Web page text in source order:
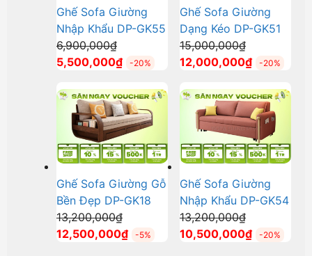
Ghế Sofa Giường
Nhập Khẩu DP-GK55
6,900,000₫Giá
gốc
6,900,000₫.
5,500,000₫Giá
tại
là:
5,500,000₫.
-20%
Ghế Sofa Giường
Dạng Kéo DP-GK51
15,000,000₫Giá
gốc
12,000,000₫Giá
tại
là:
-20%
Ghế Sofa Giường Gỗ
Bền Đẹp DP-GK18
13,200,000₫Giá
gốc
12,500,000₫Giá
-5%
Ghế Sofa Giường
Nhập Khẩu DP-GK54
13,200,000₫Giá
gốc
10,500,000₫Giá-20%